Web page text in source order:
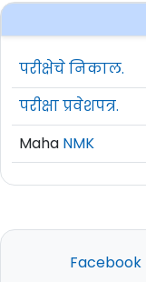
परीक्षेचे निकाल.
परीक्षा प्रवेशपत्र.
Maha NMK
Facebook